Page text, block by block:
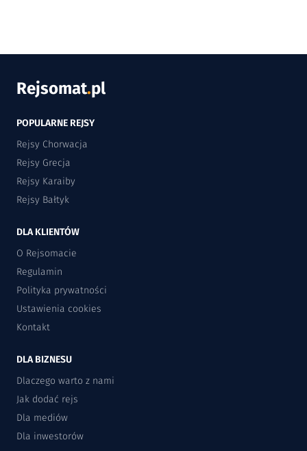
Rejsomat.pl
POPULARNE REJSY
Rejsy Chorwacja
Rejsy Grecja
Rejsy Karaiby
Rejsy Bałtyk
DLA KLIENTÓW
O Rejsomacie
Regulamin
Polityka prywatności
Ustawienia cookies
Kontakt
DLA BIZNESU
Dlaczego warto z nami
Jak dodać rejs
Dla mediów
Dla inwestorów